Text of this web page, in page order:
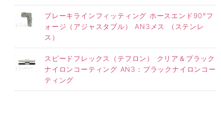
ブレーキラインフィッティング ホースエンド90°フ
ォージ（アジャスタブル） AN3メス （ステンレ
ス）
スピードフレックス（テフロン） クリア＆ブラック
ナイロンコーティング AN3：ブラックナイロンコー
ティング